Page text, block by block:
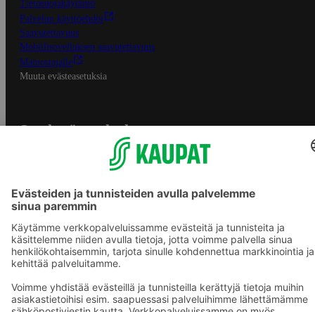
Tietosuojakäytäntö
Palvelun käyttöehdot
Saavutettavuus
Mobiilisovelluksen saavutettavuus
Mainostajalle
Muuta evästeasetuksia
S-ryhmän palvelut
Yhteishyvä Ruoka -sovellus
Prisma.fi
Sokos.fi
S-Pankki
Sokos Hotels
Raflaamo